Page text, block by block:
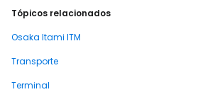
Tópicos relacionados
Osaka Itami ITM
Transporte
Terminal